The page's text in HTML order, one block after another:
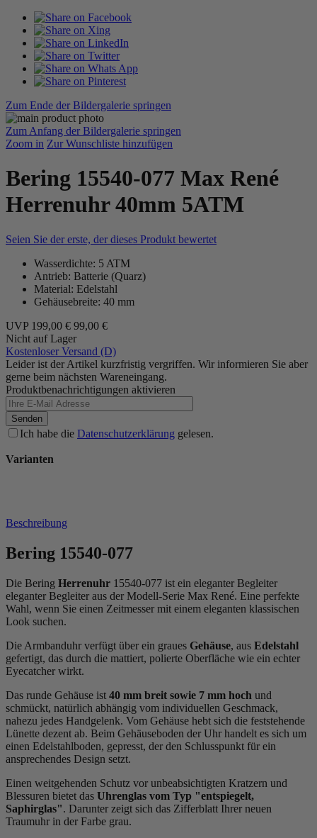
Zum Ende der Bildergalerie springen
Zum Anfang der Bildergalerie springen
Zoom in Zur Wunschliste hinzufügen
Bering 15540-077 Max René
Herrenuhr 40mm 5ATM
Seien Sie der erste, der dieses Produkt bewertet
Wasserdichte: 5 ATM
Antrieb: Batterie (Quarz)
Material: Edelstahl
Gehäusebreite: 40 mm
UVP 199,00 € 99,00 €
Nicht auf Lager
Kostenloser Versand (D)
Leider ist der Artikel kurzfristig vergriffen. Wir informieren Sie aber
gerne beim nächsten Wareneingang.
Produktbenachrichtigungen aktivieren
Senden
Ich habe die Datenschutzerklärung gelesen.
Varianten
Beschreibung
Bering 15540-077
Die Bering Herrenuhr 15540-077 ist ein eleganter Begleiter
eleganter Begleiter aus der Modell-Serie Max René. Eine perfekte
Wahl, wenn Sie einen Zeitmesser mit einem eleganten klassischen
Look suchen.
Die Armbanduhr verfügt über ein graues Gehäuse, aus Edelstahl
gefertigt, das durch die mattiert, polierte Oberfläche wie ein echter
Eyecatcher wirkt.
Das runde Gehäuse ist 40 mm breit sowie 7 mm hoch und
schmückt, natürlich abhängig vom individuellen Geschmack,
nahezu jedes Handgelenk. Vom Gehäuse hebt sich die feststehende
Lünette dezent ab. Beim Gehäuseboden der Uhr handelt es sich um
einen Edelstahlboden, gepresst, der den Schlusspunkt für ein
ansprechendes Design setzt.
Einen weitgehenden Schutz vor unbeabsichtigten Kratzern und
Blessuren bietet das Uhrenglas vom Typ "entspiegelt,
Saphirglas". Darunter zeigt sich das Zifferblatt Ihrer neuen
Traumuhr in der Farbe grau.